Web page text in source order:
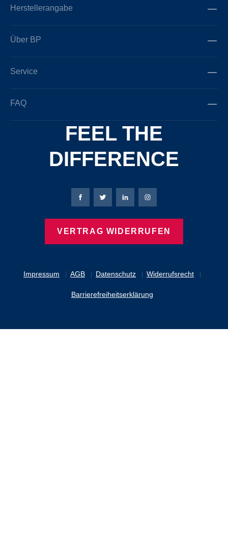
Herstellerangabe
Über BP
Service
FAQ
FEEL THE
DIFFERENCE
Impressum AGB Datenschutz Widerrufsrecht
Barrierefreiheitserklärung
Bierbaum-Proenen Facebook-Seite
Bierbaum-Proenen Twitter Seite
Bierbaum-Proenen LinkedIn
Bierbaum-Proenen
VERTRAG WIDERRUFEN